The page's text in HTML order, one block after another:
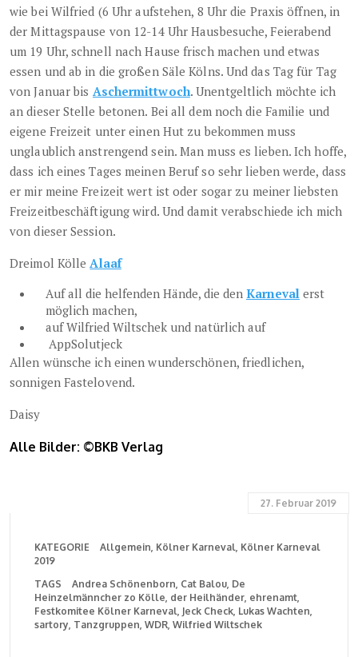
wie bei Wilfried (6 Uhr aufstehen, 8 Uhr die Praxis öffnen, in
der Mittagspause von 12-14 Uhr Hausbesuche, Feierabend
um 19 Uhr, schnell nach Hause frisch machen und etwas
essen und ab in die großen Säle Kölns. Und das Tag für Tag
von Januar bis Aschermittwoch. Unentgeltlich möchte ich
an dieser Stelle betonen. Bei all dem noch die Familie und
eigene Freizeit unter einen Hut zu bekommen muss
unglaublich anstrengend sein. Man muss es lieben. Ich hoffe,
dass ich eines Tages meinen Beruf so sehr lieben werde, dass
er mir meine Freizeit wert ist oder sogar zu meiner liebsten
Freizeitbeschäftigung wird. Und damit verabschiede ich mich
von dieser Session.
Dreimol Kölle Alaaf
Auf all die helfenden Hände, die den Karneval erst
möglich machen,
auf Wilfried Wiltschek und natürlich auf
AppSolutjeck
Allen wünsche ich einen wunderschönen, friedlichen,
sonnigen Fastelovend.
Daisy
Alle Bilder: ©BKB Verlag
27. Februar 2019
KATEGORIE Allgemein Kölner Karneval Kölner Karneval
2019
TAGS
Andrea Schönenborn Cat Balou De
Heinzelmänncher zo Kölle der Heilhänder ehrenamt
Festkomitee Kölner Karneval Jeck Check Lukas Wachten
sartory Tanzgruppen WDR Wilfried Wiltschek